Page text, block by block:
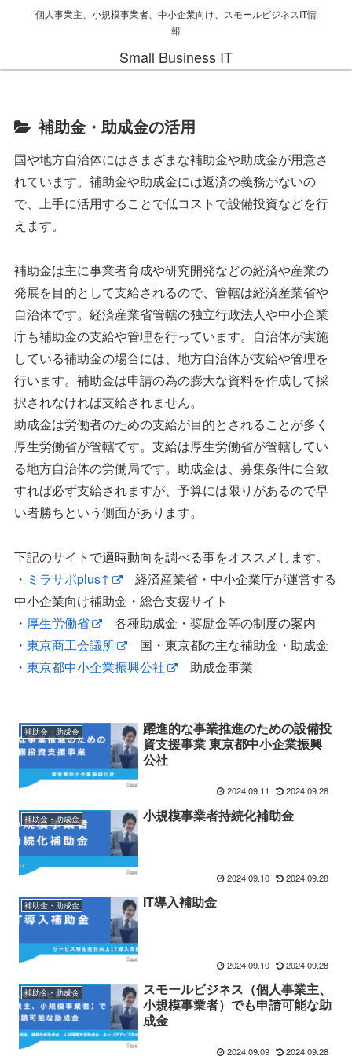
個人事業主、小規模事業者、中小企業向け、スモールビジネスIT情
報
Small Business IT
補助金・助成金の活用
国や地方自治体にはさまざまな補助金や助成金が用意さ
れています。補助金や助成金には返済の義務がないの
で、上手に活用することで低コストで設備投資などを行
えます。
補助金は主に事業者育成や研究開発などの経済や産業の
発展を目的として支給されるので、管轄は経済産業省や
自治体です。経済産業省管轄の独立行政法人や中小企業
庁も補助金の支給や管理を行っています。自治体が実施
している補助金の場合には、地方自治体が支給や管理を
行います。補助金は申請の為の膨大な資料を作成して採
択されなければ支給されません。
助成金は労働者のための支給が目的とされることが多く
厚生労働省が管轄です。支給は厚生労働省が管轄してい
る地方自治体の労働局です。助成金は、募集条件に合致
すれば必ず支給されますが、予算には限りがあるので早
い者勝ちという側面があります。
下記のサイトで適時動向を調べる事をオススメします。
・ ミラサポplus↑
経済産業省・中小企業庁が運営する
中小企業向け補助金・総合支援サイト
・ 厚生労働省
各種助成金・奨励金等の制度の案内
・東京商工会議所
国・東京都の主な補助金・助成金
・東京都中小企業振興公社 助成金事業
補助金・助成金
躍進的な事業推進のための設備投
資支援事業 東京都中小企業振興
公社
2024.09.11 2024.09.28
補助金・助成金 小規模事業者持続化補助金
2024.09.10 2024.09.28
補助金・助成金 IT導入補助金
2024.09.10 2024.09.28
補助金・助成金
スモールビジネス（個人事業主、
小規模事業者）でも申請可能な助
成金
2024.09.09 2024.09.28